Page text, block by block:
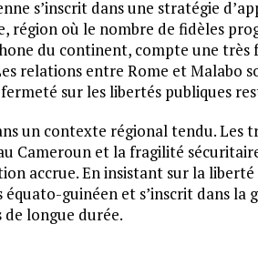
s’inscrit dans une stratégie
région où le nombre de fidèles
du continent, compte une
relations entre Rome et Malabo
sur les libertés publiques
un contexte régional tendu. Les
Cameroun et la fragilité
accrue. En insistant sur la
équato-guinéen et s’inscrit dans la
longue durée.